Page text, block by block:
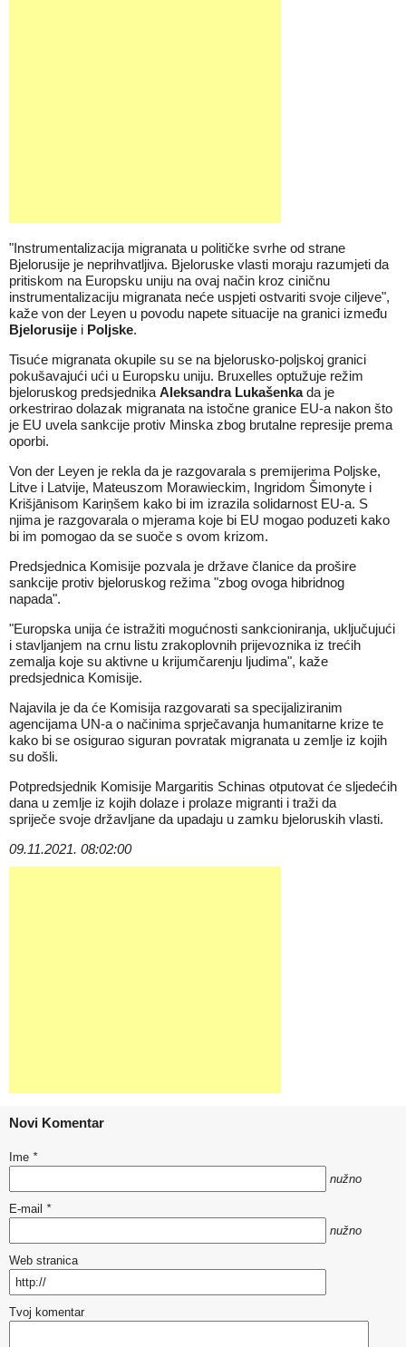
"Instrumentalizacija migranata u političke svrhe od strane
Bjelorusije je neprihvatljiva. Bjeloruske vlasti moraju razumjeti da
pritiskom na Europsku uniju na ovaj način kroz ciničnu
instrumentalizaciju migranata neće uspjeti ostvariti svoje ciljeve",
kaže von der Leyen u povodu napete situacije na granici između
Bjelorusije i Poljske.
Tisuće migranata okupile su se na bjelorusko-poljskoj granici
pokušavajući ući u Europsku uniju. Bruxelles optužuje režim
bjeloruskog predsjednika Aleksandra Lukašenkada je
orkestrirao dolazak migranata na istočne granice EU-a nakon što
je EU uvela sankcije protiv Minska zbog brutalne represije prema
oporbi.
Von der Leyen je rekla da je razgovarala s premijerima Poljske,
Litve i Latvije, Mateuszom Morawieckim, Ingridom Šimonyte i
Krišjānisom Kariņšem kako bi im izrazila solidarnost EU-a. S
njima je razgovarala o mjerama koje bi EU mogao poduzeti kako
bi im pomogao da se suoče s ovom krizom.
Predsjednica Komisije pozvala je države članice da prošire
sankcije protiv bjeloruskog režima "zbog ovoga hibridnog
napada".
"Europska unija će istražiti mogućnosti sankcioniranja, uključujući
i stavljanjem na crnu listu zrakoplovnih prijevoznika iz trećih
zemalja koje su aktivne u krijumčarenju ljudima", kaže
predsjednica Komisije.
Najavila je da će Komisija razgovarati sa specijaliziranim
agencijama UN-a o načinima sprječavanja humanitarne krize te
kako bi se osigurao siguran povratak migranata u zemlje iz kojih
su došli.
Potpredsjednik Komisije Margaritis Schinas otputovat će sljedećih
dana u zemlje iz kojih dolaze i prolaze migranti i traži da
spriječe svoje državljane da upadaju u zamku bjeloruskih vlasti.
09.11.2021. 08:02:00
Novi Komentar
Ime *
nužno
E-mail *
nužno
Web stranica
Tvoj komentar